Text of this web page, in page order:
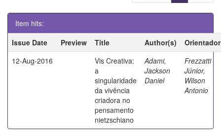
Item hits:
Issue Date
Preview Title Author(s)
Orientador
12-Aug-2016
Vis Creativa:
a
singularidade
da vivência
criadora no
pensamento
nietzschiano
Adami,
Jackson
Daniel
Frezzatti
Júnior,
Wilson
Antonio